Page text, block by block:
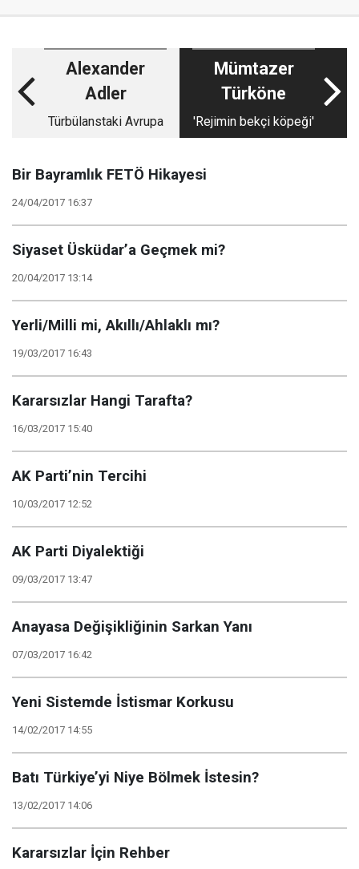
Alexander
Adler
Türbülanstaki Avrupa
Mümtazer
Türköne
'Rejimin bekçi köpeği'
Bir Bayramlık FETÖ Hikayesi
24/04/2017 16:37
Siyaset Üsküdar’a Geçmek mi?
20/04/2017 13:14
Yerli/Milli mi, Akıllı/Ahlaklı mı?
19/03/2017 16:43
Kararsızlar Hangi Tarafta?
16/03/2017 15:40
AK Parti’nin Tercihi
10/03/2017 12:52
AK Parti Diyalektiği
09/03/2017 13:47
Anayasa Değişikliğinin Sarkan Yanı
07/03/2017 16:42
Yeni Sistemde İstismar Korkusu
14/02/2017 14:55
Batı Türkiye’yi Niye Bölmek İstesin?
13/02/2017 14:06
Kararsızlar İçin Rehber